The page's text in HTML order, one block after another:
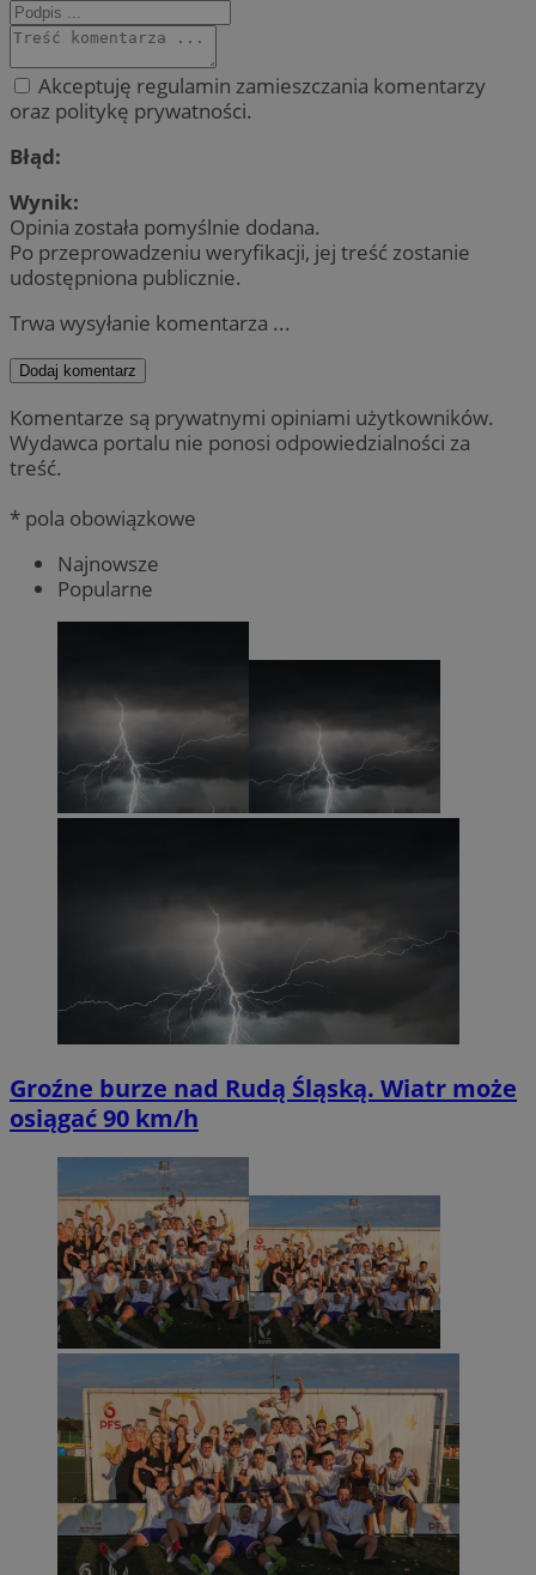
Akceptuję regulamin zamieszczania komentarzy
oraz politykę prywatności.
Błąd:
Wynik:
Opinia została pomyślnie dodana.
Po przeprowadzeniu weryfikacji, jej treść zostanie
udostępniona publicznie.
Trwa wysyłanie komentarza ...
Dodaj komentarz
Komentarze są prywatnymi opiniami użytkowników.
Wydawca portalu nie ponosi odpowiedzialności za
treść.
* pola obowiązkowe
Najnowsze
Popularne
Groźne burze nad Rudą Śląską. Wiatr może
osiągać 90 km/h